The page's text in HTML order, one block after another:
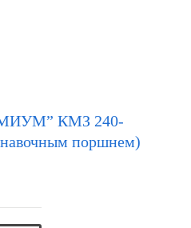
КМЗ 240-
поршнем)